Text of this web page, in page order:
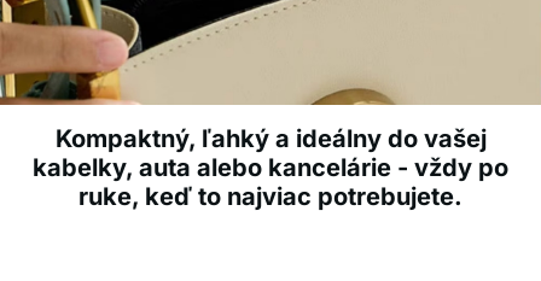
Kompaktný, ľahký a ideálny do vašej
kabelky, auta alebo kancelárie - vždy po
ruke, keď to najviac potrebujete.